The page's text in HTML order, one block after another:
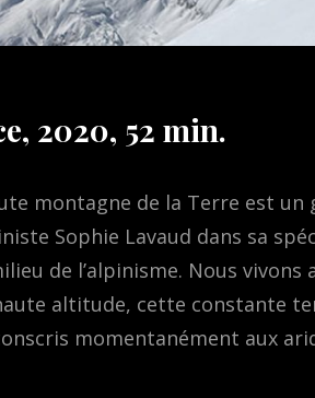
2020, 52 min.
montagne de la Terre est
Sophie Lavaud dans sa
de l’alpinisme. Nous
altitude, cette constante
momentanément aux